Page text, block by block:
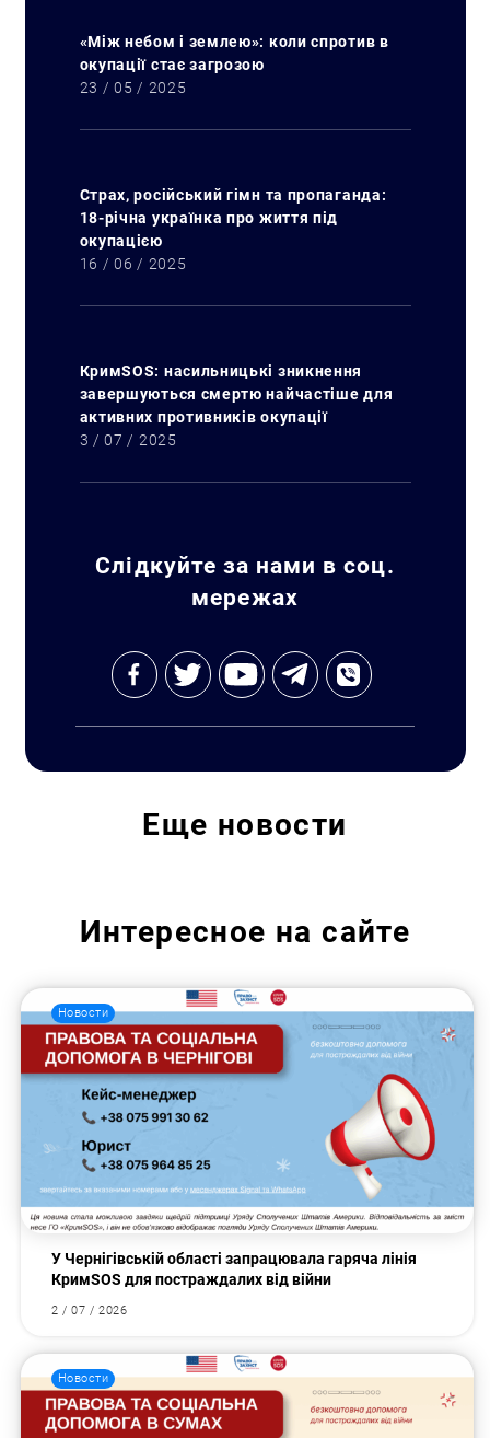
«Між небом і землею»: коли спротив в
окупації стає загрозою
23 / 05 / 2025
Страх, російський гімн та пропаганда:
18-річна українка про життя під
окупацією
16 / 06 / 2025
КримSOS: насильницькі зникнення
завершуються смертю найчастіше для
активних противників окупації
3 / 07 / 2025
Слідкуйте за нами в соц.
мережах
Еще новости
Интересное на сайте
Новости
У Чернігівській області запрацювала гаряча лінія
КримSOS для постраждалих від війни
2 / 07 / 2026
Новости